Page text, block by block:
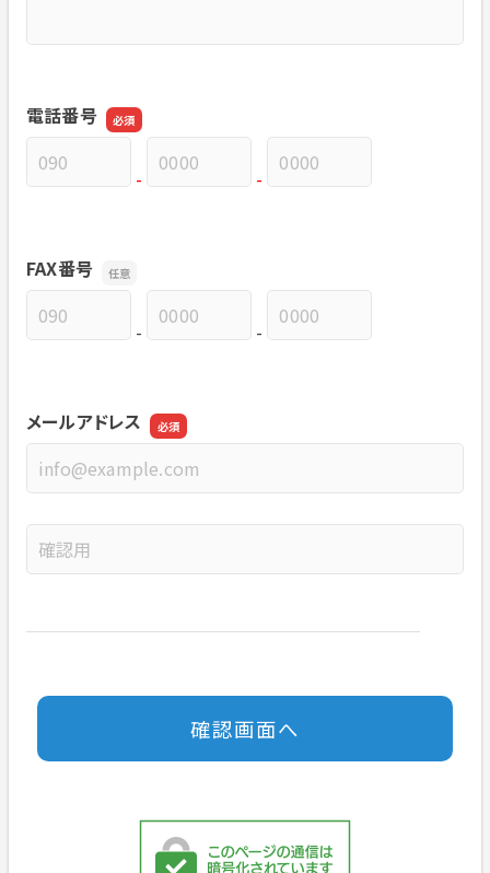
電話番号
電話番号の市外局番
-
電話番号の市内局番 -
電話番号の加入者番号
FAX番号
FAX番号の市外局番
-
FAX番号の市内局番 -
FAX番号の加入者番号
メールアドレス
メールアドレス
メールアドレスの確認用